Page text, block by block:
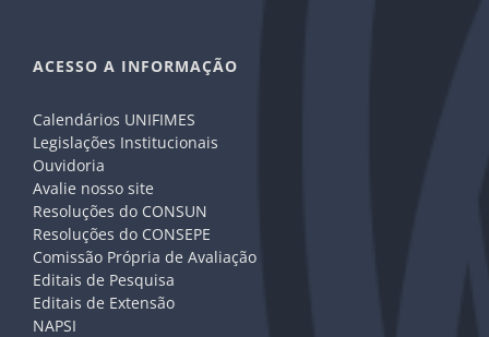
ACESSO A INFORMAÇÃO
Calendários UNIFIMES
Legislações Institucionais
Ouvidoria
Avalie nosso site
Resoluções do CONSUN
Resoluções do CONSEPE
Comissão Própria de Avaliação
Editais de Pesquisa
Editais de Extensão
NAPSI